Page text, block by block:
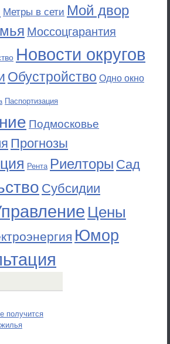
Метры в сети Мой двор
Моссоцгарантия
Новости округов
Обустройство Одно окно
Паспортизация
Подмосковье
Прогнозы
Рента Риелторы Сад
Субсидии
Цены
Юмор
получится